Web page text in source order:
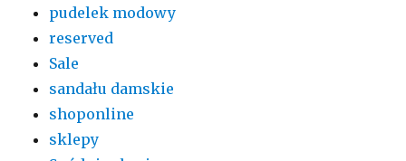
pudelek modowy
reserved
Sale
sandału damskie
shoponline
sklepy